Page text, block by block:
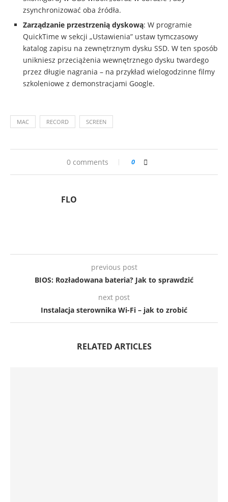
zsynchronizować oba źródła.
Zarządzanie przestrzenią dyskową: W programie
QuickTime w sekcji „Ustawienia” ustaw tymczasowy
katalog zapisu na zewnętrznym dysku SSD. W ten sposób
unikniesz przeciążenia wewnętrznego dysku twardego
przez długie nagrania – na przykład wielogodzinne filmy
szkoleniowe z demonstracjami Google.
MAC RECORD SCREEN
0 comments 0
FLO
previous post
BIOS: Rozładowana bateria? Jak to sprawdzić
next post
Instalacja sterownika Wi-Fi – jak to zrobić
RELATED ARTICLES